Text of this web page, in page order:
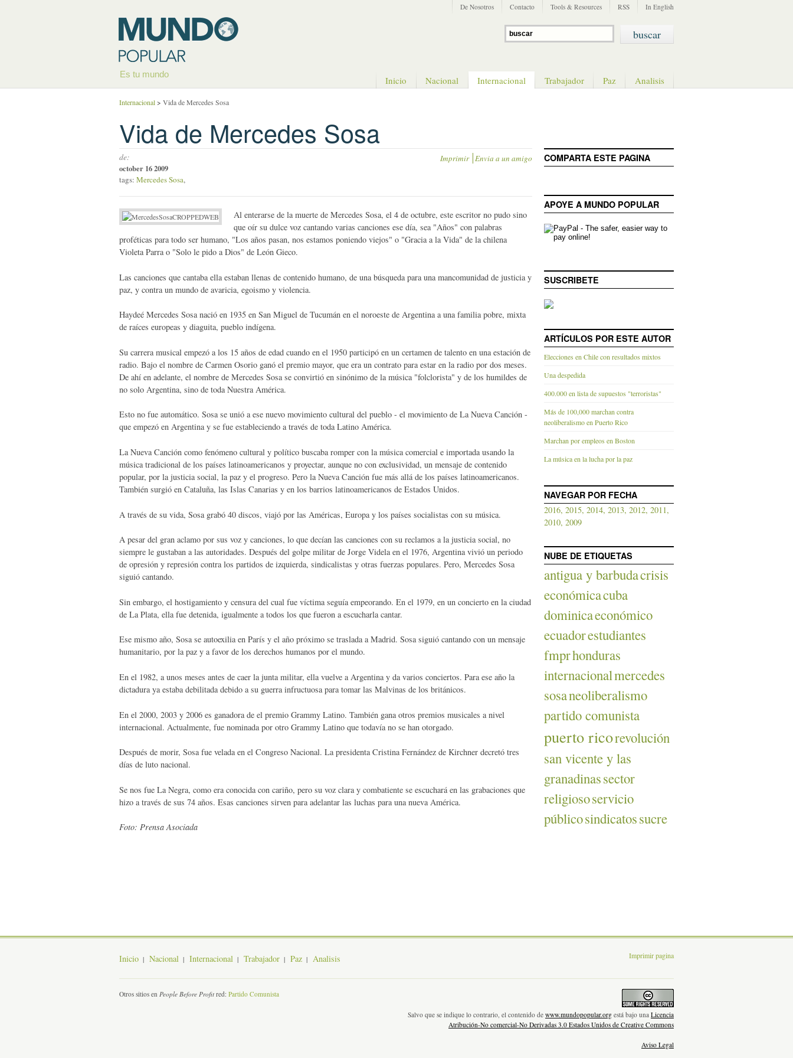
Es tu mundo
De Nosotros Contacto Tools & Resources RSS In English
Inicio Nacional Internacional Trabajador Paz Analisis
Internacional> Vida de Mercedes Sosa
Vida de Mercedes Sosa
Imprimir Envia a un amigo
de:
october 16 2009
tags: Mercedes Sosa,
Al enterarse de la muerte de Mercedes Sosa, el 4 de octubre, este escritor no pudo sino
que oír su dulce voz cantando varias canciones ese día, sea "Años" con palabras
proféticas para todo ser humano, "Los años pasan, nos estamos poniendo viejos" o "Gracia a la Vida" de la chilena
Violeta Parra o "Solo le pido a Dios" de León Gieco.
Las canciones que cantaba ella estaban llenas de contenido humano, de una búsqueda para una mancomunidad de justicia y
paz, y contra un mundo de avaricia, egoismo y violencia.
Haydeé Mercedes Sosa nació en 1935 en San Miguel de Tucumán en el noroeste de Argentina a una familia pobre, mixta
de raíces europeas y diaguita, pueblo indígena.
Su carrera musical empezó a los 15 años de edad cuando en el 1950 participó en un certamen de talento en una estación de
radio. Bajo el nombre de Carmen Osorio ganó el premio mayor, que era un contrato para estar en la radio por dos meses.
De ahí en adelante, el nombre de Mercedes Sosa se convirtió en sinónimo de la música "folclorista" y de los humildes de
no solo Argentina, sino de toda Nuestra América.
Esto no fue automático. Sosa se unió a ese nuevo movimiento cultural del pueblo - el movimiento de La Nueva Canción -
que empezó en Argentina y se fue estableciendo a través de toda Latino América.
La Nueva Canción como fenómeno cultural y político buscaba romper con la música comercial e importada usando la
música tradicional de los países latinoamericanos y proyectar, aunque no con exclusividad, un mensaje de contenido
popular, por la justicia social, la paz y el progreso. Pero la Nueva Canción fue más allá de los países latinoamericanos.
También surgió en Cataluña, las Islas Canarias y en los barrios latinoamericanos de Estados Unidos.
A través de su vida, Sosa grabó 40 discos, viajó por las Américas, Europa y los países socialistas con su música.
A pesar del gran aclamo por sus voz y canciones, lo que decían las canciones con su reclamos a la justicia social, no
siempre le gustaban a las autoridades. Después del golpe militar de Jorge Videla en el 1976, Argentina vivió un periodo
de opresión y represión contra los partidos de izquierda, sindicalistas y otras fuerzas populares. Pero, Mercedes Sosa
siguió cantando.
Sin embargo, el hostigamiento y censura del cual fue víctima seguía empeorando. En el 1979, en un concierto en la ciudad
de La Plata, ella fue detenida, igualmente a todos los que fueron a escucharla cantar.
Ese mismo año, Sosa se autoexilia en París y el año próximo se traslada a Madrid. Sosa siguió cantando con un mensaje
humanitario, por la paz y a favor de los derechos humanos por el mundo.
En el 1982, a unos meses antes de caer la junta militar, ella vuelve a Argentina y da varios conciertos. Para ese año la
dictadura ya estaba debilitada debido a su guerra infructuosa para tomar las Malvinas de los británicos.
En el 2000, 2003 y 2006 es ganadora de el premio Grammy Latino. También gana otros premios musicales a nivel
internacional. Actualmente, fue nominada por otro Grammy Latino que todavía no se han otorgado.
Después de morir, Sosa fue velada en el Congreso Nacional. La presidenta Cristina Fernández de Kirchner decretó tres
días de luto nacional.
Se nos fue La Negra, como era conocida con cariño, pero su voz clara y combatiente se escuchará en las grabaciones que
hizo a través de sus 74 años. Esas canciones sirven para adelantar las luchas para una nueva América.
Foto: Prensa Asociada
COMPARTA ESTE PAGINA
APOYE A MUNDO POPULAR
SUSCRIBETE
ARTÍCULOS POR ESTE AUTOR
Elecciones en Chile con resultados mixtos
Una despedida
400.000 en lista de supuestos "terroristas"
Más de 100,000 marchan contra
neoliberalismo en Puerto Rico
Marchan por empleos en Boston
La música en la lucha por la paz
NAVEGAR POR FECHA
2016, 2015, 2014, 2013, 2012, 2011,
2010, 2009
NUBE DE ETIQUETAS
antigua y barbudacrisis
económicacuba
dominicaeconómico
ecuadorestudiantes
fmprhonduras
internacionalmercedes
sosaneoliberalismo
partido comunista
puerto ricorevolución
san vicente y las
granadinassector
religiososervicio
públicosindicatossucre
Inicio Nacional Internacional Trabajador Paz Analisis Imprimir pagina
Otros sitios en People Before Profit red: Partido Comunista
Salvo que se indique lo contrario, el contenido de www.mundopopular.org está bajo una Licencia
Atribución-No comercial-No Derivadas 3.0 Estados Unidos de Creative Commons
Aviso Legal